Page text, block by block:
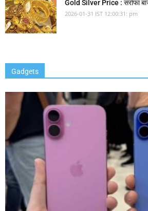
Gold Silver Price : सर्राफा
2026-01-31 IST 12:00:31: pm
Gadgets